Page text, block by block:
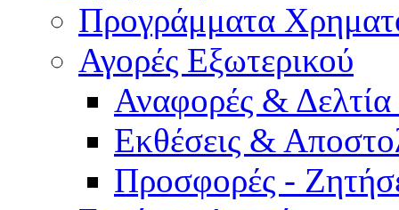
Προγράμματα
Αγορές Εξωτερικού
Αναφορές &
Εκθέσεις &
Προσφορές -